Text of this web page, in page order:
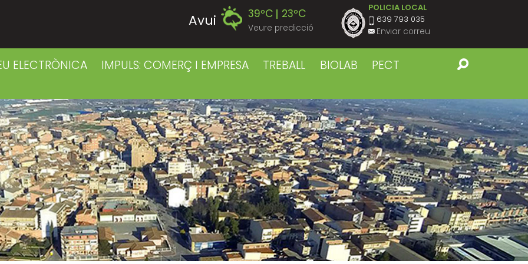
Avui 39ºC 23ºC
Veure predicció
Diumenge 39ºC 22ºC
Dimarts 39ºC 22ºC
Dimecres 41ºC 23ºC
Dijous 42ºC 22ºC
Divendres 40ºC 23ºC
POLICIA LOCAL
639 793 035
Enviar correu
ELECTRÒNICA IMPULS: COMERÇ I EMPRESA TREBALL BIOLAB
PECT